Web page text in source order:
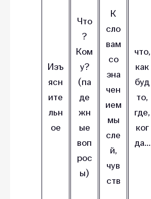
Изъ
ясн
ите
льн
ое
Что
?
Ком
у?
(па
де
жн
ые
воп
рос
ы)
К
сло
вам
со
зна
чен
ием
мы
сле
й,
чув
ств
что,
как
буд
то,
где,
ког
да…